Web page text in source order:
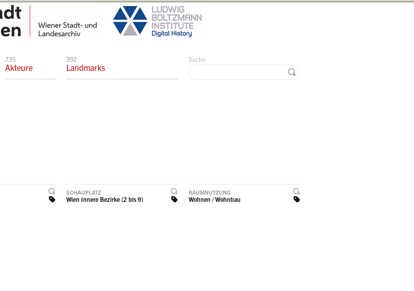
735
Akteure
392
Landmarks
Suche
SCHAUPLATZ
Wien Innere Bezirke (2 bis 9)
RAUMNUTZUNG
Wohnen / Wohnbau